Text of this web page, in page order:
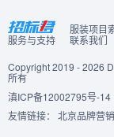
服装项目
服务与支持
联系我们
Copyright 2019 - 2026
所有
滇ICP备12002795号-14
友情链接： 北京品牌营